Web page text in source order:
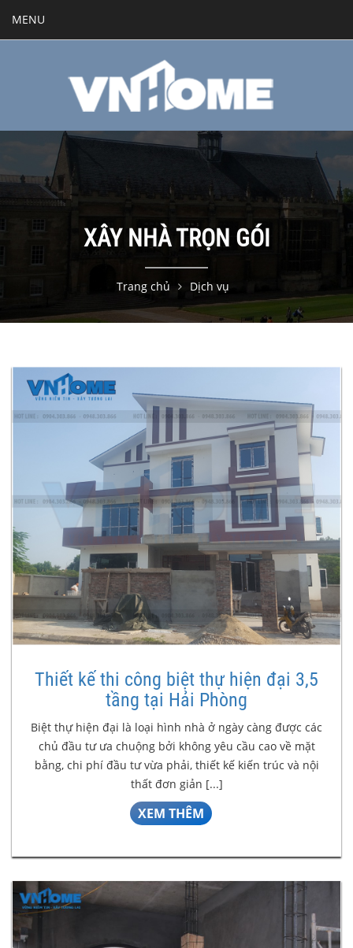
MENU
XÂY NHÀ TRỌN GÓI
Trang chủ Dịch vụ
Thiết kế thi công biệt thự hiện đại 3,5
tầng tại Hải Phòng
Biệt thự hiện đại là loại hình nhà ở ngày càng được các
chủ đầu tư ưa chuộng bởi không yêu cầu cao về mặt
bằng, chi phí đầu tư vừa phải, thiết kế kiến trúc và nội
thất đơn giản [...]
XEM THÊM